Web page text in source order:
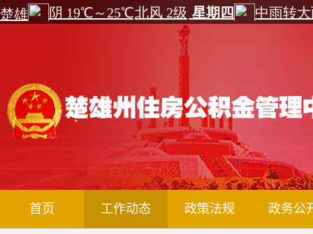
首页 工作动态 政策法规 政务公